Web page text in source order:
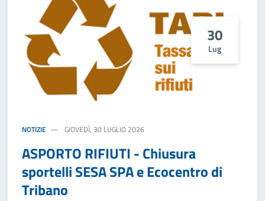
30
Lug
NOTIZIE GIOVEDÌ, 30 LUGLIO 2026
ASPORTO RIFIUTI - Chiusura
sportelli SESA SPA e Ecocentro di
Tribano